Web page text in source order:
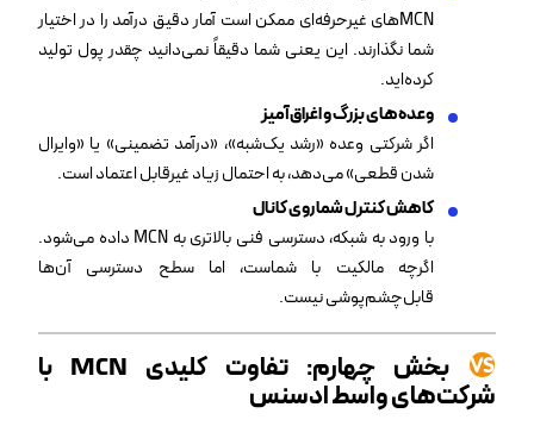
MCNهای غیرحرفه‌ای ممکن است آمار دقیق درآمد را در اختیار
شما نگذارند. این یعنی شما دقیقاً نمی‌دانید چقدر پول تولید
کرده‌اید.
وعده‌های بزرگ و اغراق‌آمیز
اگر شرکتی وعده «رشد یک‌شبه»، «درآمد تضمینی» یا «وایرال
شدن قطعی» می‌دهد، به احتمال زیاد غیرقابل اعتماد است.
کاهش کنترل شما روی کانال
با ورود به شبکه، دسترسی فنی بالاتری به MCN داده می‌شود.
اگرچه مالکیت با شماست، اما سطح دسترسی آن‌ها
قابل‌چشم‌پوشی نیست.
بخش چهارم: تفاوت کلیدی با
شرکت‌های واسط ادسنس